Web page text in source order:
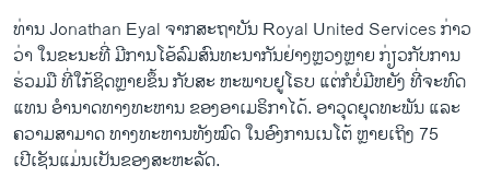
ທ່ານ Jonathan Eyal ຈາກສະຖາບັນ Royal United Services ກ່າວ
ວ່າ ໃນຂະນະທີ່ ມີການໂອ້ລົມສົນທະນາກັນຢ່າງຫຼວງຫຼາຍ ກ່ຽວກັບການ
ຮ່ວມມື ທີ່ໃກ້ຊິດຫຼາຍຂຶ້ນ ກັບສະ ຫະພາບຢູໂຣບ ແຕ່ກໍບໍ່ມີຫຍັງ ທີ່ຈະທົດ
ແທນ ອຳນາດທາງທະຫານ ຂອງອາເມຣິກາໄດ້. ອາວຸດຍຸດທະພັນ ແລະ
ຄວາມສາມາດ ທາງທະຫານທັງໝົດ ໃນອົງການເນໂຕ້ ຫຼາຍເຖິງ 75
ເປີເຊັນແມ່ນເປັນຂອງສະຫະລັດ.